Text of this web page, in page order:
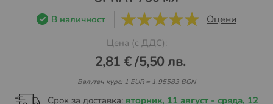
В наличност Оцени
Цена (с ДДС):
2,81 €/5,50 лв.
Валутен курс: 1 EUR = 1.95583 BGN
Срок за доставка: вторник, 11 август - сряда, 12